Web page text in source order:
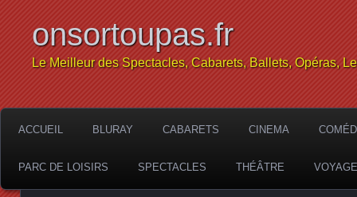
onsortoupas.fr
Le Meilleur des Spectacles, Cabarets, Ballets, Opéras,
ACCUEIL BLURAY CABARETS CINEMA
PARC DE LOISIRS SPECTACLES THÉÂTRE